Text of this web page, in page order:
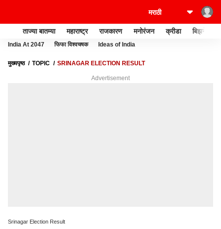
ताज्या बातम्या महाराष्ट्र राजकारण मनोरंजन क्रीडा बिझनेस
India At 2047 फिफा विश्वचषक Ideas of India
मुख्यपृष्ठ TOPIC SRINAGAR ELECTION RESULT
Advertisement
Srinagar Election Result